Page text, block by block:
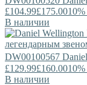
£104.99£175.00
В наличии
DW00100567
£129.99£160.00
В наличии